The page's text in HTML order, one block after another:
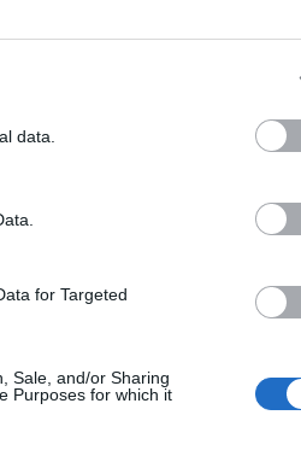
data.
for Targeted
Sale, and/or Sharing
Purposes for which it